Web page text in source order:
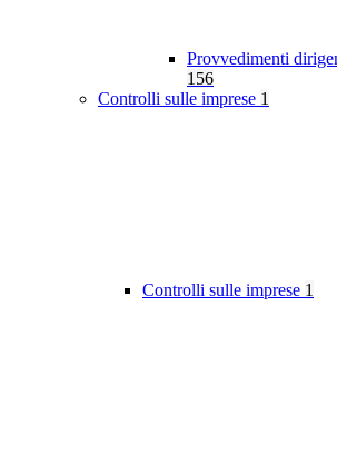
Provvedimenti
156
Controlli sulle imprese 1
Controlli sulle imprese 1